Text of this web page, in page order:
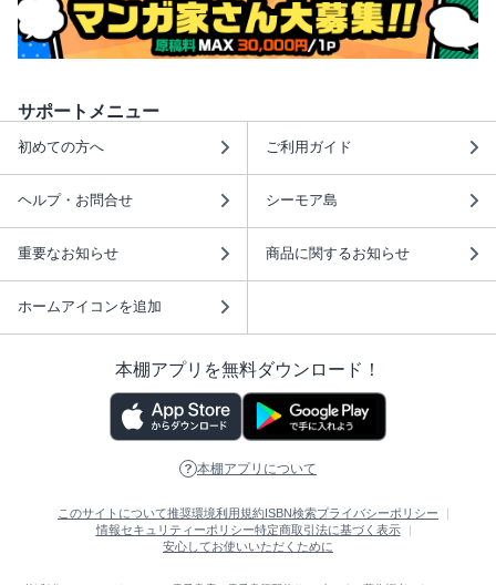
サポートメニュー
初めての方へ ご利用ガイド
ヘルプ・お問合せ シーモア島
重要なお知らせ 商品に関するお知らせ
ホームアイコンを追加
本棚アプリを無料ダウンロード！
本棚アプリについて
このサイトについて推奨環境利用規約 ISBN検索プライバシーポリシー
情報セキュリティーポリシー特定商取引法に基づく表示
安心してお使いいただくために